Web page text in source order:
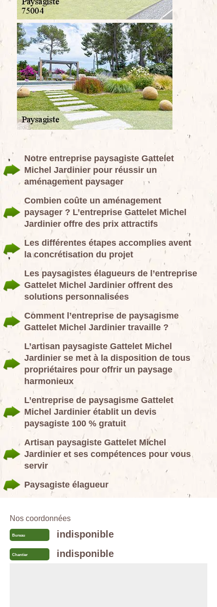
Notre entreprise paysagiste Gattelet
Michel Jardinier pour réussir un
aménagement paysager
Combien coûte un aménagement
paysager ? L’entreprise Gattelet Michel
Jardinier offre des prix attractifs
Les différentes étapes accomplies avent
la concrétisation du projet
Les paysagistes élagueurs de l’entreprise
Gattelet Michel Jardinier offrent des
solutions personnalisées
Comment l’entreprise de paysagisme
Gattelet Michel Jardinier travaille ?
L’artisan paysagiste Gattelet Michel
Jardinier se met à la disposition de tous
propriétaires pour offrir un paysage
harmonieux
L’entreprise de paysagisme Gattelet
Michel Jardinier établit un devis
paysagiste 100 % gratuit
Artisan paysagiste Gattelet Michel
Jardinier et ses compétences pour vous
servir
Paysagiste élagueur
Nos coordonnées
Bureau indisponible
Chantier indisponible